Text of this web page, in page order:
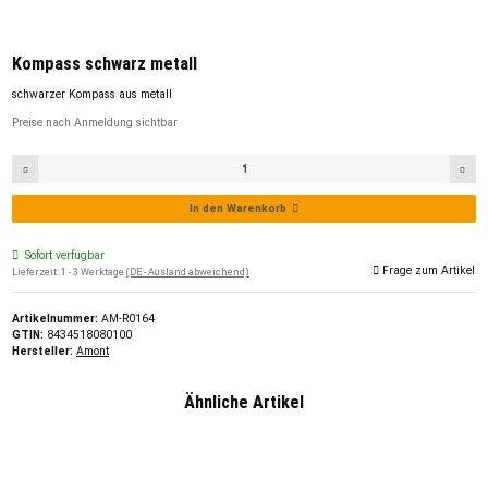
Kompass schwarz metall
schwarzer Kompass aus metall
Preise nach Anmeldung sichtbar
In den Warenkorb
Sofort verfügbar
Lieferzeit: 1 - 3 Werktage (DE - Ausland abweichend) Frage zum Artikel
Artikelnummer: AM-R0164
GTIN: 8434518080100
Hersteller: Amont
Ähnliche Artikel